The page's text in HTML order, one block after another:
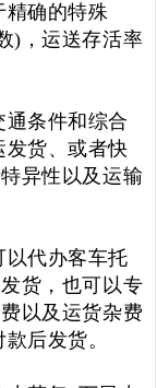
精确的特殊
)，运送存活率
通条件和综合
发货、或者快
异性以及运输
以代办客车托
货，也可以专
以及运货杂费
后发货。